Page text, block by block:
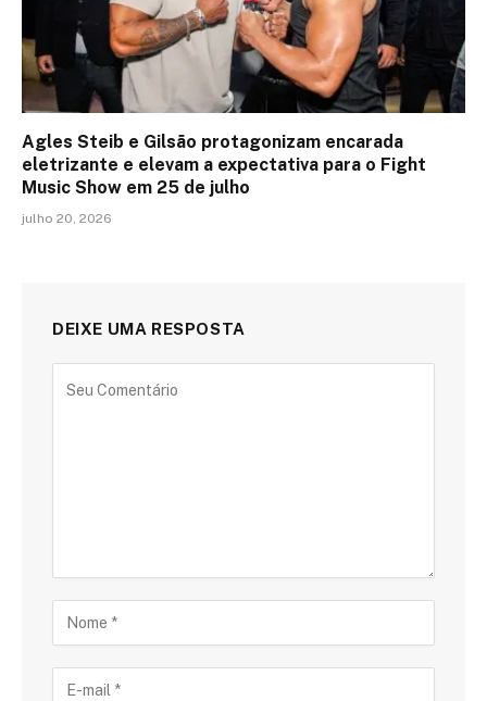
Agles Steib e Gilsão protagonizam encarada
eletrizante e elevam a expectativa para o Fight
Music Show em 25 de julho
julho 20, 2026
DEIXE UMA RESPOSTA